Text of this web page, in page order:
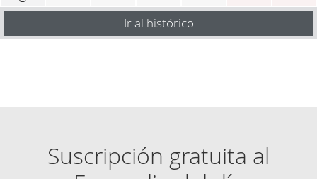
Ir al histórico
Suscripción gratuita al